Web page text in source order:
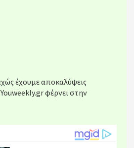
έχουμε αποκαλύψεις
φέρνει στην